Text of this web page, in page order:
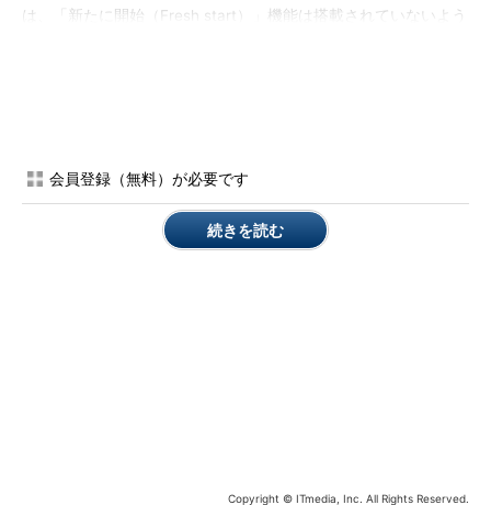
は、「新たに開始（Fresh start）」機能は搭載されていないよう
また、「このPCを初期状態に戻す（Reset this PC）機能に関
しては、以下のような日本語ドキュメントがありますが、これは
会員登録（無料）が必要です
続きを読む
Copyright © ITmedia, Inc. All Rights Reserved.